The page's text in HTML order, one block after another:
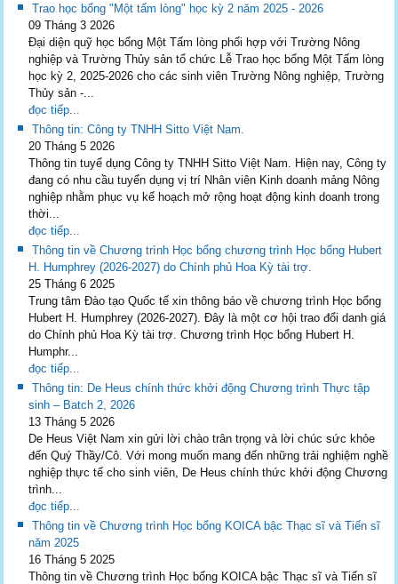
Trao học bổng "Một tấm lòng" học kỳ 2 năm 2025 - 2026
09 Tháng 3 2026
Đại diện quỹ học bổng Một Tấm lòng phối hợp với Trường Nông
nghiệp và Trường Thủy sản tổ chức Lễ Trao học bổng Một Tấm lòng
học kỳ 2, 2025-2026 cho các sinh viên Trường Nông nghiệp, Trường
Thủy sản -...
đọc tiếp...
Thông tin: Công ty TNHH Sitto Việt Nam.
20 Tháng 5 2026
Thông tin tuyể dụng Công ty TNHH Sitto Việt Nam. Hiện nay, Công ty
đang có nhu cầu tuyển dụng vị trí Nhân viên Kinh doanh mảng Nông
nghiệp nhằm phục vụ kế hoạch mở rộng hoạt động kinh doanh trong
thời...
đọc tiếp...
Thông tin về Chương trình Học bổng chương trình Học bổng Hubert
H. Humphrey (2026-2027) do Chính phủ Hoa Kỳ tài trợ.
25 Tháng 6 2025
Trung tâm Đào tạo Quốc tế xin thông báo về chương trình Học bổng
Hubert H. Humphrey (2026-2027). Đây là một cơ hội trao đổi danh giá
do Chính phủ Hoa Kỳ tài trợ. Chương trình Học bổng Hubert H.
Humphr...
đọc tiếp...
Thông tin: De Heus chính thức khởi động Chương trình Thực tập
sinh – Batch 2, 2026
13 Tháng 5 2026
De Heus Việt Nam xin gửi lời chào trân trọng và lời chúc sức khỏe
đến Quý Thầy/Cô. Với mong muốn mang đến những trải nghiệm nghề
nghiệp thực tế cho sinh viên, De Heus chính thức khởi động Chương
trình...
đọc tiếp...
Thông tin về Chương trình Học bổng KOICA bậc Thạc sĩ và Tiến sĩ
năm 2025
16 Tháng 5 2025
Thông tin về Chương trình Học bổng KOICA bậc Thạc sĩ và Tiến sĩ